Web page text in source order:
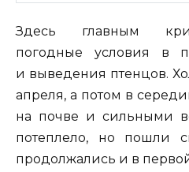
Здесь главным
погодные условия в
и выведения птенцов.
апреля, а потом в
на почве и сильными
потеплело, но пошли
продолжались и в